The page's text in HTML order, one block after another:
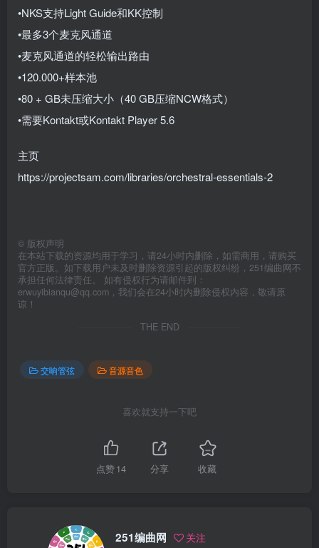
•NKS支持Light Guide和KK控制
•最多3个麦克风通​​道
•麦克风通道的轻松输出路由
•120.000+样本池
•80 + GB未压缩大小（40 GB压缩NCW格式）
•需要Kontakt或Kontakt Player 5.6
主页
https://projectsam.com/libraries/orchestral-essentials-2
© 版权声明
在本站下载的资源均用于学习，请24小时内删除，如需商用，请购买
官方正版。如下载用户未及时删除资源引起的版权纠纷，251编曲网不
承担任何法律责任。 如有侵权行为请邮件到：
erwuyibianqu@qq.com，我们会在24小时内删除侵权内容，敬请原
谅！
THE END
交响管弦 音源音色
喜欢就支持一下吧
点赞14 分享 收藏
251编曲网 关注